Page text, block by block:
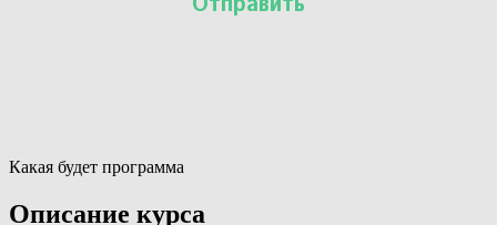
Какая будет программа
Описание курса